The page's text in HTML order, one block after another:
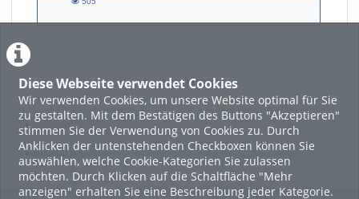
Diese Webseite verwendet Cookies
Wir verwenden Cookies, um unsere Website optimal für Sie
zu gestalten. Mit dem Bestätigen des Buttons "Akzeptieren"
stimmen Sie der Verwendung von Cookies zu. Durch
Anklicken der untenstehenden Checkboxen können Sie
auswählen, welche Cookie-Kategorien Sie zulassen
möchten. Durch Klicken auf die Schaltfläche "Mehr
anzeigen" erhalten Sie eine Beschreibung jeder Kategorie.
LADE MEHR
Featured
Beliebtheit